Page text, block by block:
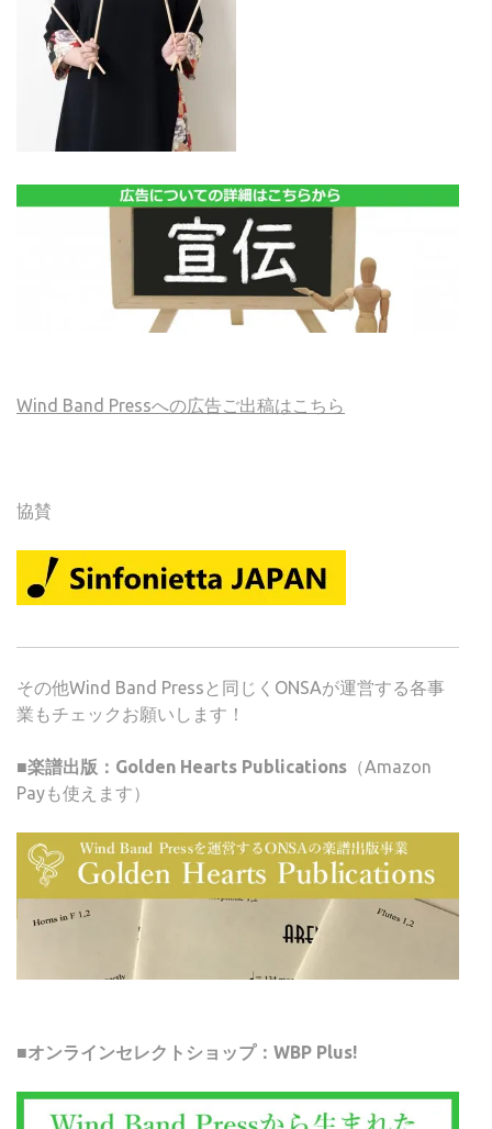
Wind Band Pressへの広告ご出稿はこちら
協賛
その他Wind Band Pressと同じくONSAが運営する各事
業もチェックお願いします！
■楽譜出版：Golden Hearts Publications （Amazon
Payも使えます）
■オンラインセレクトショップ：WBP Plus!